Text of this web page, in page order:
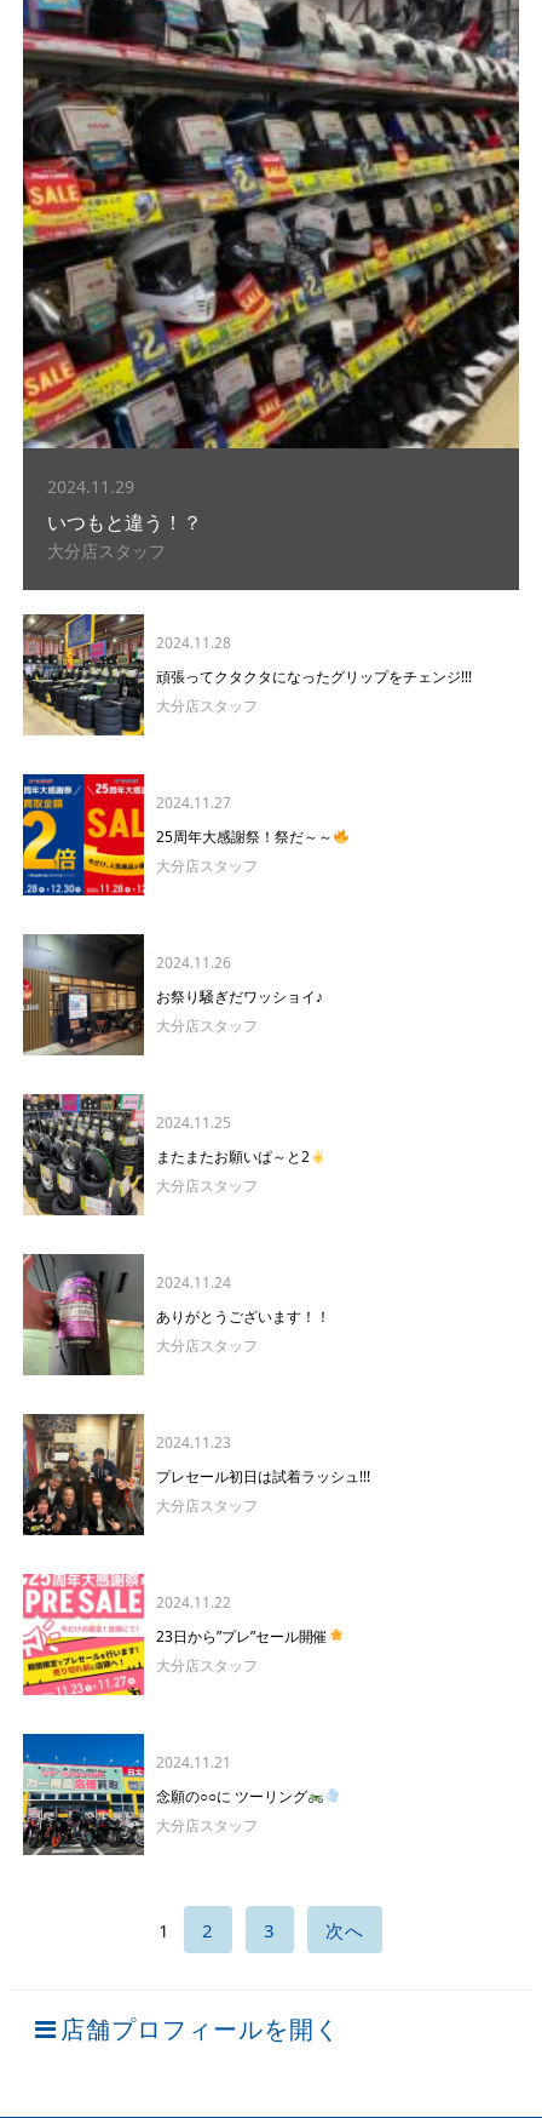
2024.11.29
いつもと違う！？
大分店スタッフ
2024.11.28
頑張ってクタクタになったグリップをチェンジ!!!
大分店スタッフ
2024.11.27
25周年大感謝祭！祭だ～～
大分店スタッフ
2024.11.26
お祭り騒ぎだワッショイ♪
大分店スタッフ
2024.11.25
またまたお願いぱ～と2
大分店スタッフ
2024.11.24
ありがとうございます！！
大分店スタッフ
2024.11.23
プレセール初日は試着ラッシュ!!!
大分店スタッフ
2024.11.22
23日から”プレ”セール開催
大分店スタッフ
2024.11.21
念願の○○に ツーリング
大分店スタッフ
1 2 3 次へ
店舗プロフィールを開く